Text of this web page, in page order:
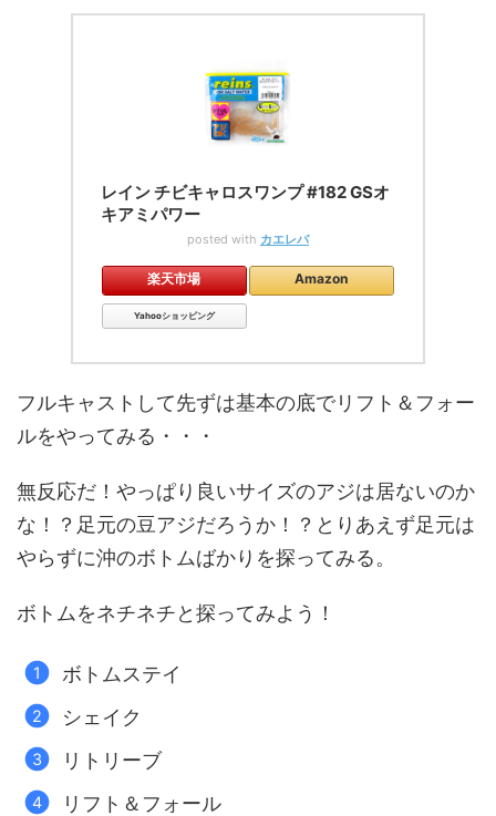
レイン チビキャロスワンプ #182 GSオ
キアミパワー
posted with カエレバ
楽天市場 Amazon
Yahooショッピング
フルキャストして先ずは基本の底でリフト＆フォー
ルをやってみる・・・
無反応だ！やっぱり良いサイズのアジは居ないのか
な！？足元の豆アジだろうか！？とりあえず足元は
やらずに沖のボトムばかりを探ってみる。
ボトムをネチネチと探ってみよう！
ボトムステイ
シェイク
リトリーブ
リフト＆フォール